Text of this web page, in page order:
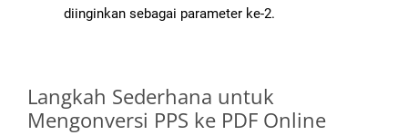
diinginkan sebagai parameter ke-2.
Langkah Sederhana untuk
Mengonversi PPS ke PDF Online